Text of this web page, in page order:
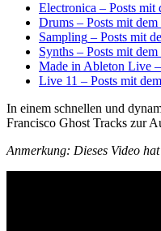
Electronica – Posts mit
Drums – Posts mit
Sampling – Posts mit
Synths – Posts mit
Made in Ableton Live
Live 11 – Posts mit
In einem schnellen und
Francisco Ghost Tracks zur
Anmerkung: Dieses Video